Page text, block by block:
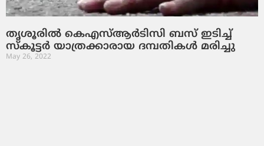
തൃശൂരില്‍ കെഎസ്ആര്‍ടിസി ബസ് ഇടിച്ച്
സ്‌കൂട്ടര്‍ യാത്രക്കാരായ ദമ്പതികള്‍ മരിച്ചു
May 26, 2022